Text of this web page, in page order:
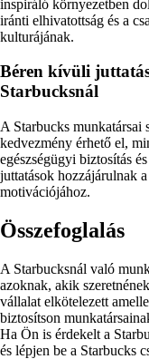
inspiráló környezetben
iránti elhivatottság és a
kulturájának.
Béren kívüli
Starbucksnál
A Starbucks munkatársai
kedvezmény érhető el,
egészségügyi biztosítás
juttatások hozzájárulnak
motivációjához.
Összefoglalás
A Starbucksnál való
azoknak, akik
vállalat elkötelezett
biztosítson
Ha Ön is érdekelt a
és lépjen be a Starbucks